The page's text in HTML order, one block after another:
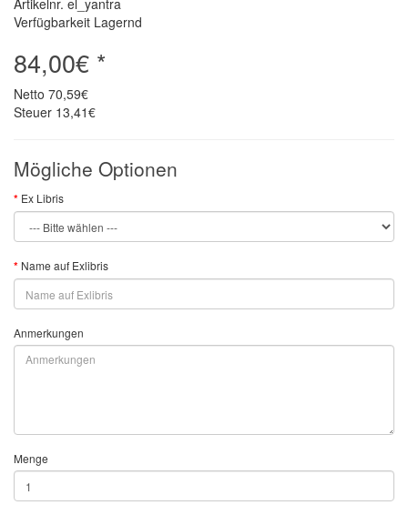
Artikelnr. el_yantra
Verfügbarkeit Lagernd
84,00€ *
Netto 70,59€
Steuer 13,41€
Mögliche Optionen
Ex Libris
Name auf Exlibris
Anmerkungen
Menge